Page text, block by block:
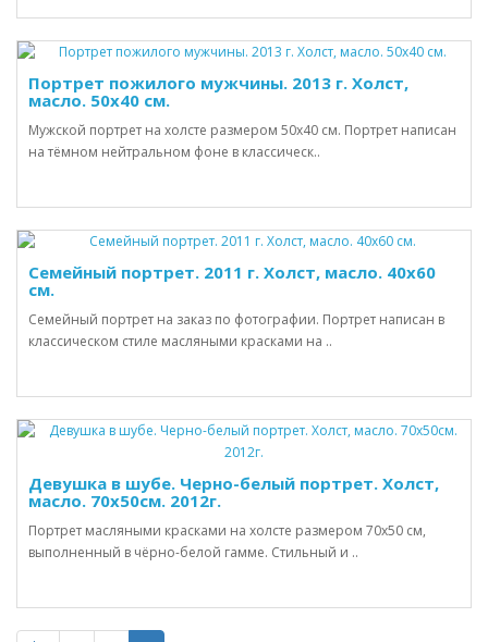
Портрет пожилого мужчины. 2013 г. Холст,
масло. 50х40 см.
Мужской портрет на холсте размером 50х40 см. Портрет написан
на тёмном нейтральном фоне в классическ..
Семейный портрет. 2011 г. Холст, масло. 40х60
см.
Семейный портрет на заказ по фотографии. Портрет написан в
классическом стиле масляными красками на ..
Девушка в шубе. Черно-белый портрет. Холст,
масло. 70х50см. 2012г.
Портрет масляными красками на холсте размером 70х50 см,
выполненный в чёрно-белой гамме. Стильный и ..